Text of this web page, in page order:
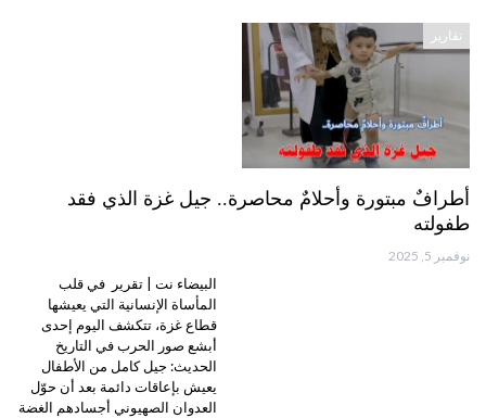
تقارير
أطرافٌ مبتورة وأحلامٌ محاصرة.. جيل غزة الذي فقد
طفولته
نوفمبر 5, 2025
البيضاء نت | تقرير في قلب
المأساة الإنسانية التي يعيشها
قطاع غزة، تتكشف اليوم إحدى
أبشع صور الحرب في التاريخ
الحديث: جيل كامل من الأطفال
يعيش بإعاقات دائمة بعد أن حوّل
العدوان الصهيوني أجسادهم الغضة